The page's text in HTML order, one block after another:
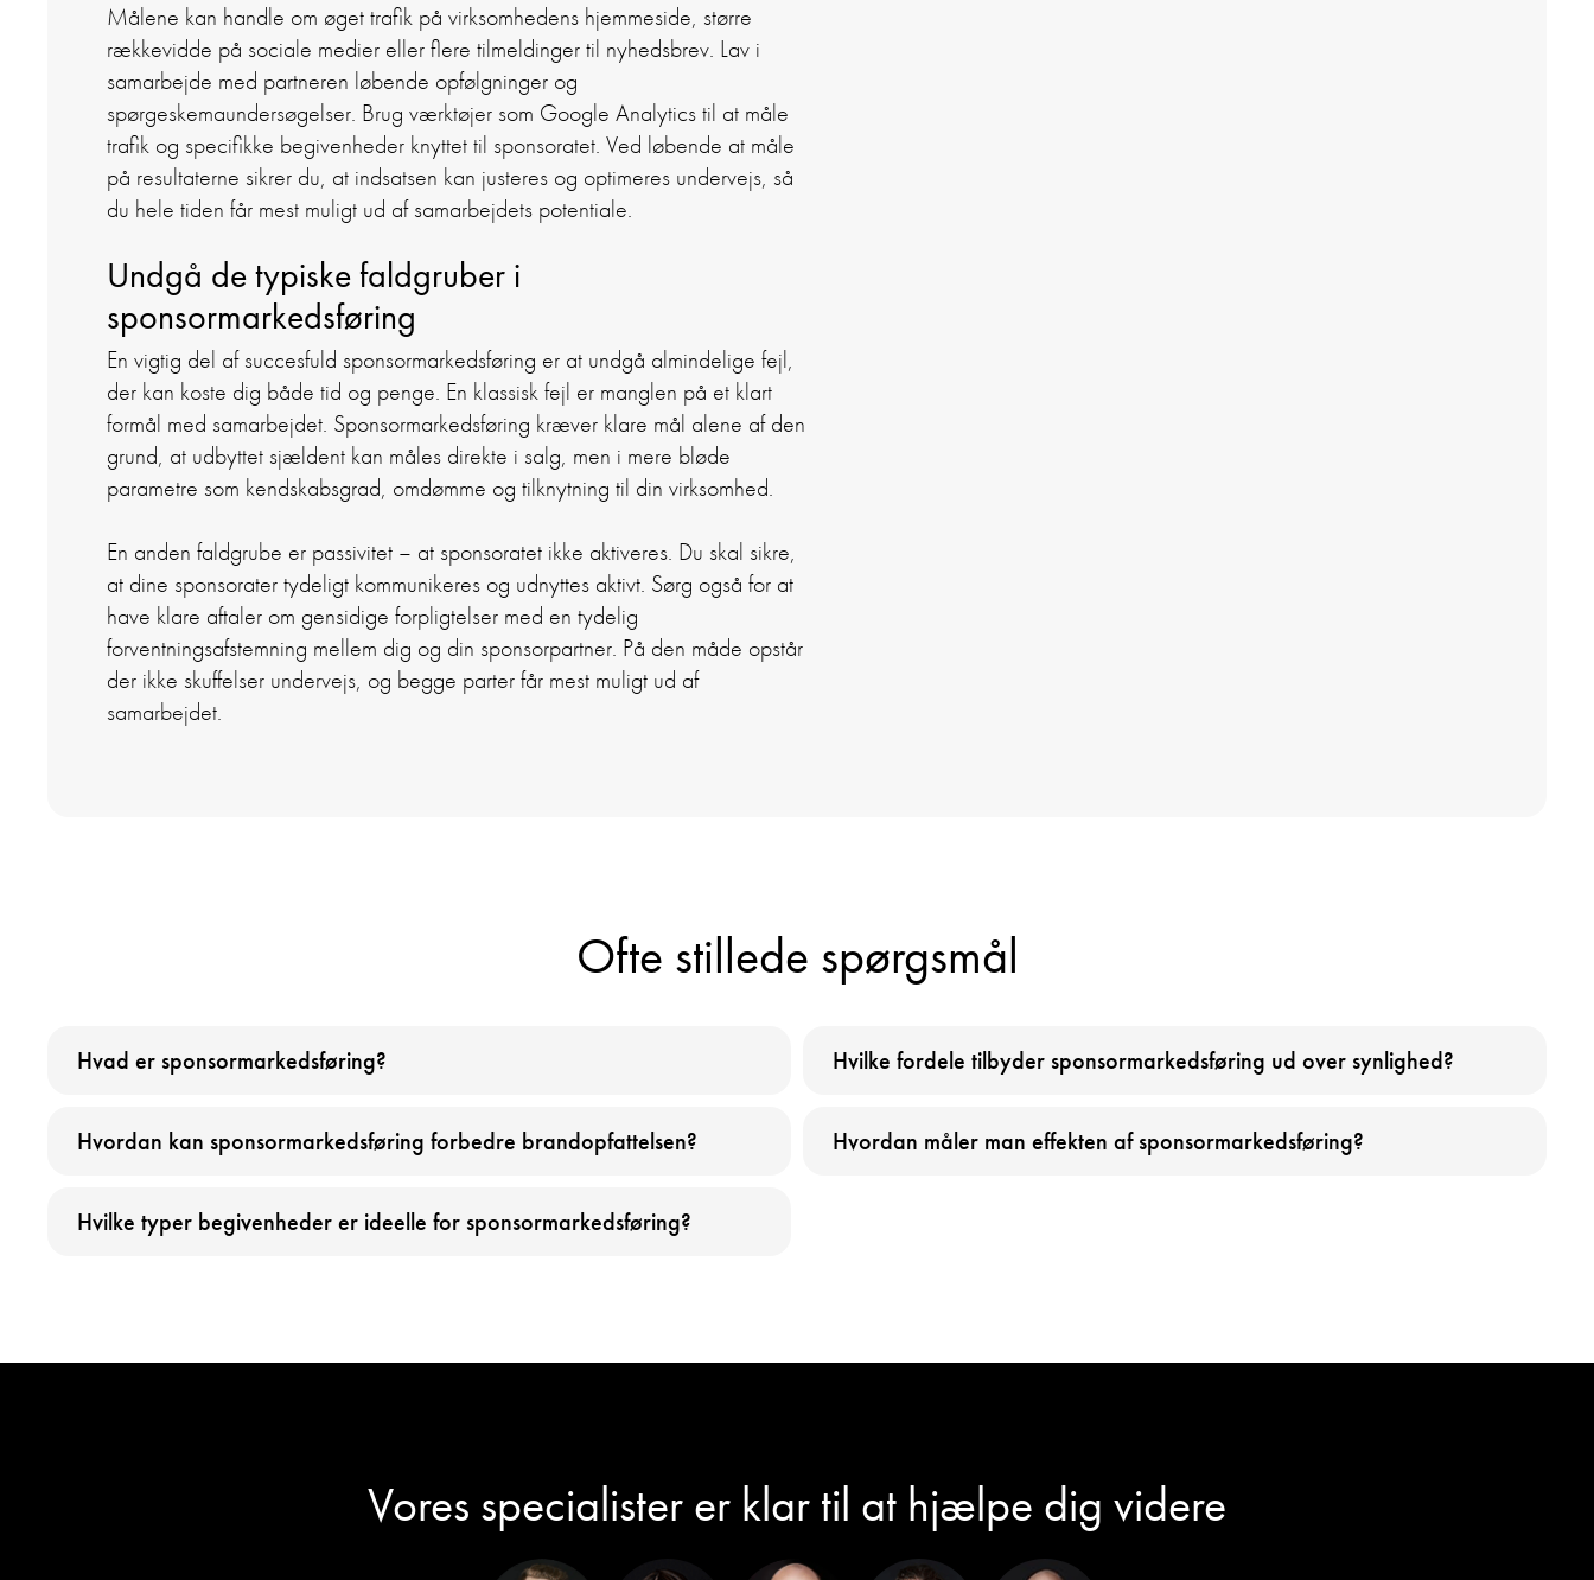
Målene kan handle om øget trafik på virksomhedens hjemmeside, større
rækkevidde på sociale medier eller flere tilmeldinger til nyhedsbrev. Lav i
samarbejde med partneren løbende opfølgninger og
spørgeskemaundersøgelser. Brug værktøjer som Google Analytics til at måle
trafik og specifikke begivenheder knyttet til sponsoratet. Ved løbende at måle
på resultaterne sikrer du, at indsatsen kan justeres og optimeres undervejs, så
du hele tiden får mest muligt ud af samarbejdets potentiale.
Undgå de typiske faldgruber i
sponsormarkedsføring
En vigtig del af succesfuld sponsormarkedsføring er at undgå almindelige fejl,
der kan koste dig både tid og penge. En klassisk fejl er manglen på et klart
formål med samarbejdet. Sponsormarkedsføring kræver klare mål alene af den
grund, at udbyttet sjældent kan måles direkte i salg, men i mere bløde
parametre som kendskabsgrad, omdømme og tilknytning til din virksomhed.
En anden faldgrube er passivitet – at sponsoratet ikke aktiveres. Du skal sikre,
at dine sponsorater tydeligt kommunikeres og udnyttes aktivt. Sørg også for at
have klare aftaler om gensidige forpligtelser med en tydelig
forventningsafstemning mellem dig og din sponsorpartner. På den måde opstår
der ikke skuffelser undervejs, og begge parter får mest muligt ud af
samarbejdet.
Ofte stillede spørgsmål
Hvad er sponsormarkedsføring?
Hvordan kan sponsormarkedsføring forbedre brandopfattelsen?
Hvilke typer begivenheder er ideelle for sponsormarkedsføring?
Hvilke fordele tilbyder sponsormarkedsføring ud over synlighed?
Hvordan måler man effekten af sponsormarkedsføring?
Vores specialister er klar til at hjælpe dig videre